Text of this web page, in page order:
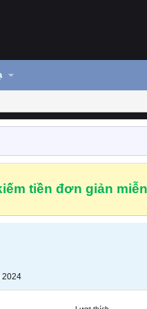
tiền đơn giản
2024